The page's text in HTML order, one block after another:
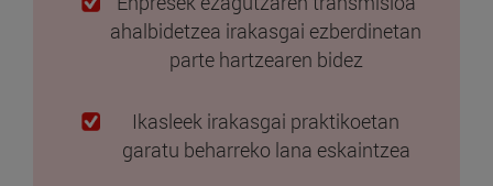
ahalbidetzea irakasgai ezberdinetan
parte hartzearen bidez
Ikasleek irakasgai praktikoetan
garatu beharreko lana eskaintzea